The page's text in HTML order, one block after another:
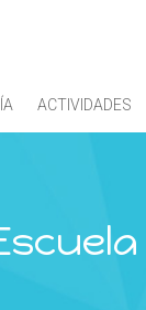
ACTIVIDADES